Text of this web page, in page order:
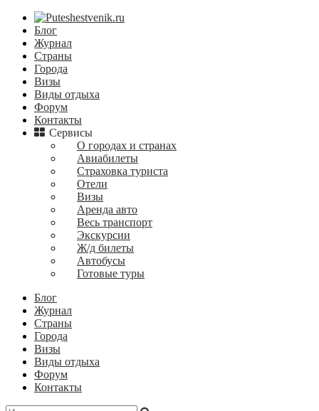
Блог
Журнал
Страны
Города
Визы
Виды отдыха
Форум
Контакты
Сервисы
О городах и странах
Авиабилеты
Страховка туриста
Отели
Визы
Аренда авто
Весь транспорт
Экскурсии
Ж/д билеты
Автобусы
Готовые туры
Блог
Журнал
Страны
Города
Визы
Виды отдыха
Форум
Контакты